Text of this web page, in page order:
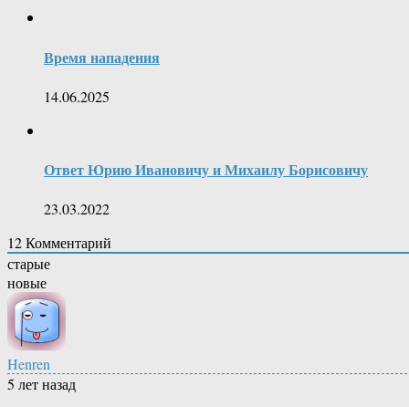
Время нападения
14.06.2025
Ответ Юрию Ивановичу и Михаилу Борисовичу
23.03.2022
12Комментарий
старые
новые
Henren
5 лет назад